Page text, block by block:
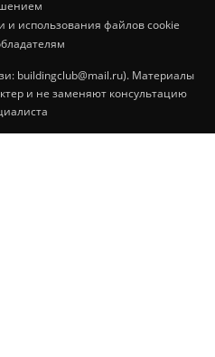
использования файлов cookie
buildingclub@mail.ru). Материалы
и не заменяют консультацию